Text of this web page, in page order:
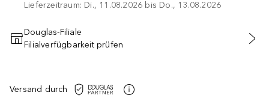
Lieferzeitraum: Di., 11.08.2026 bis Do., 13.08.2026
IN DEN WARENKORB
Douglas-Filiale
Filialverfügbarkeit prüfen
Versand durch